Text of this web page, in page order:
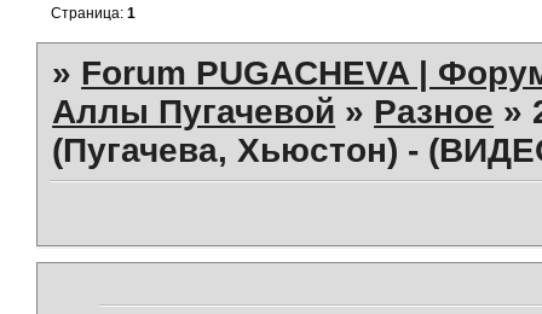
Страница:1
» Forum PUGACHEVA |
Аллы Пугачевой » Разное »
(Пугачева, Хьюстон) -